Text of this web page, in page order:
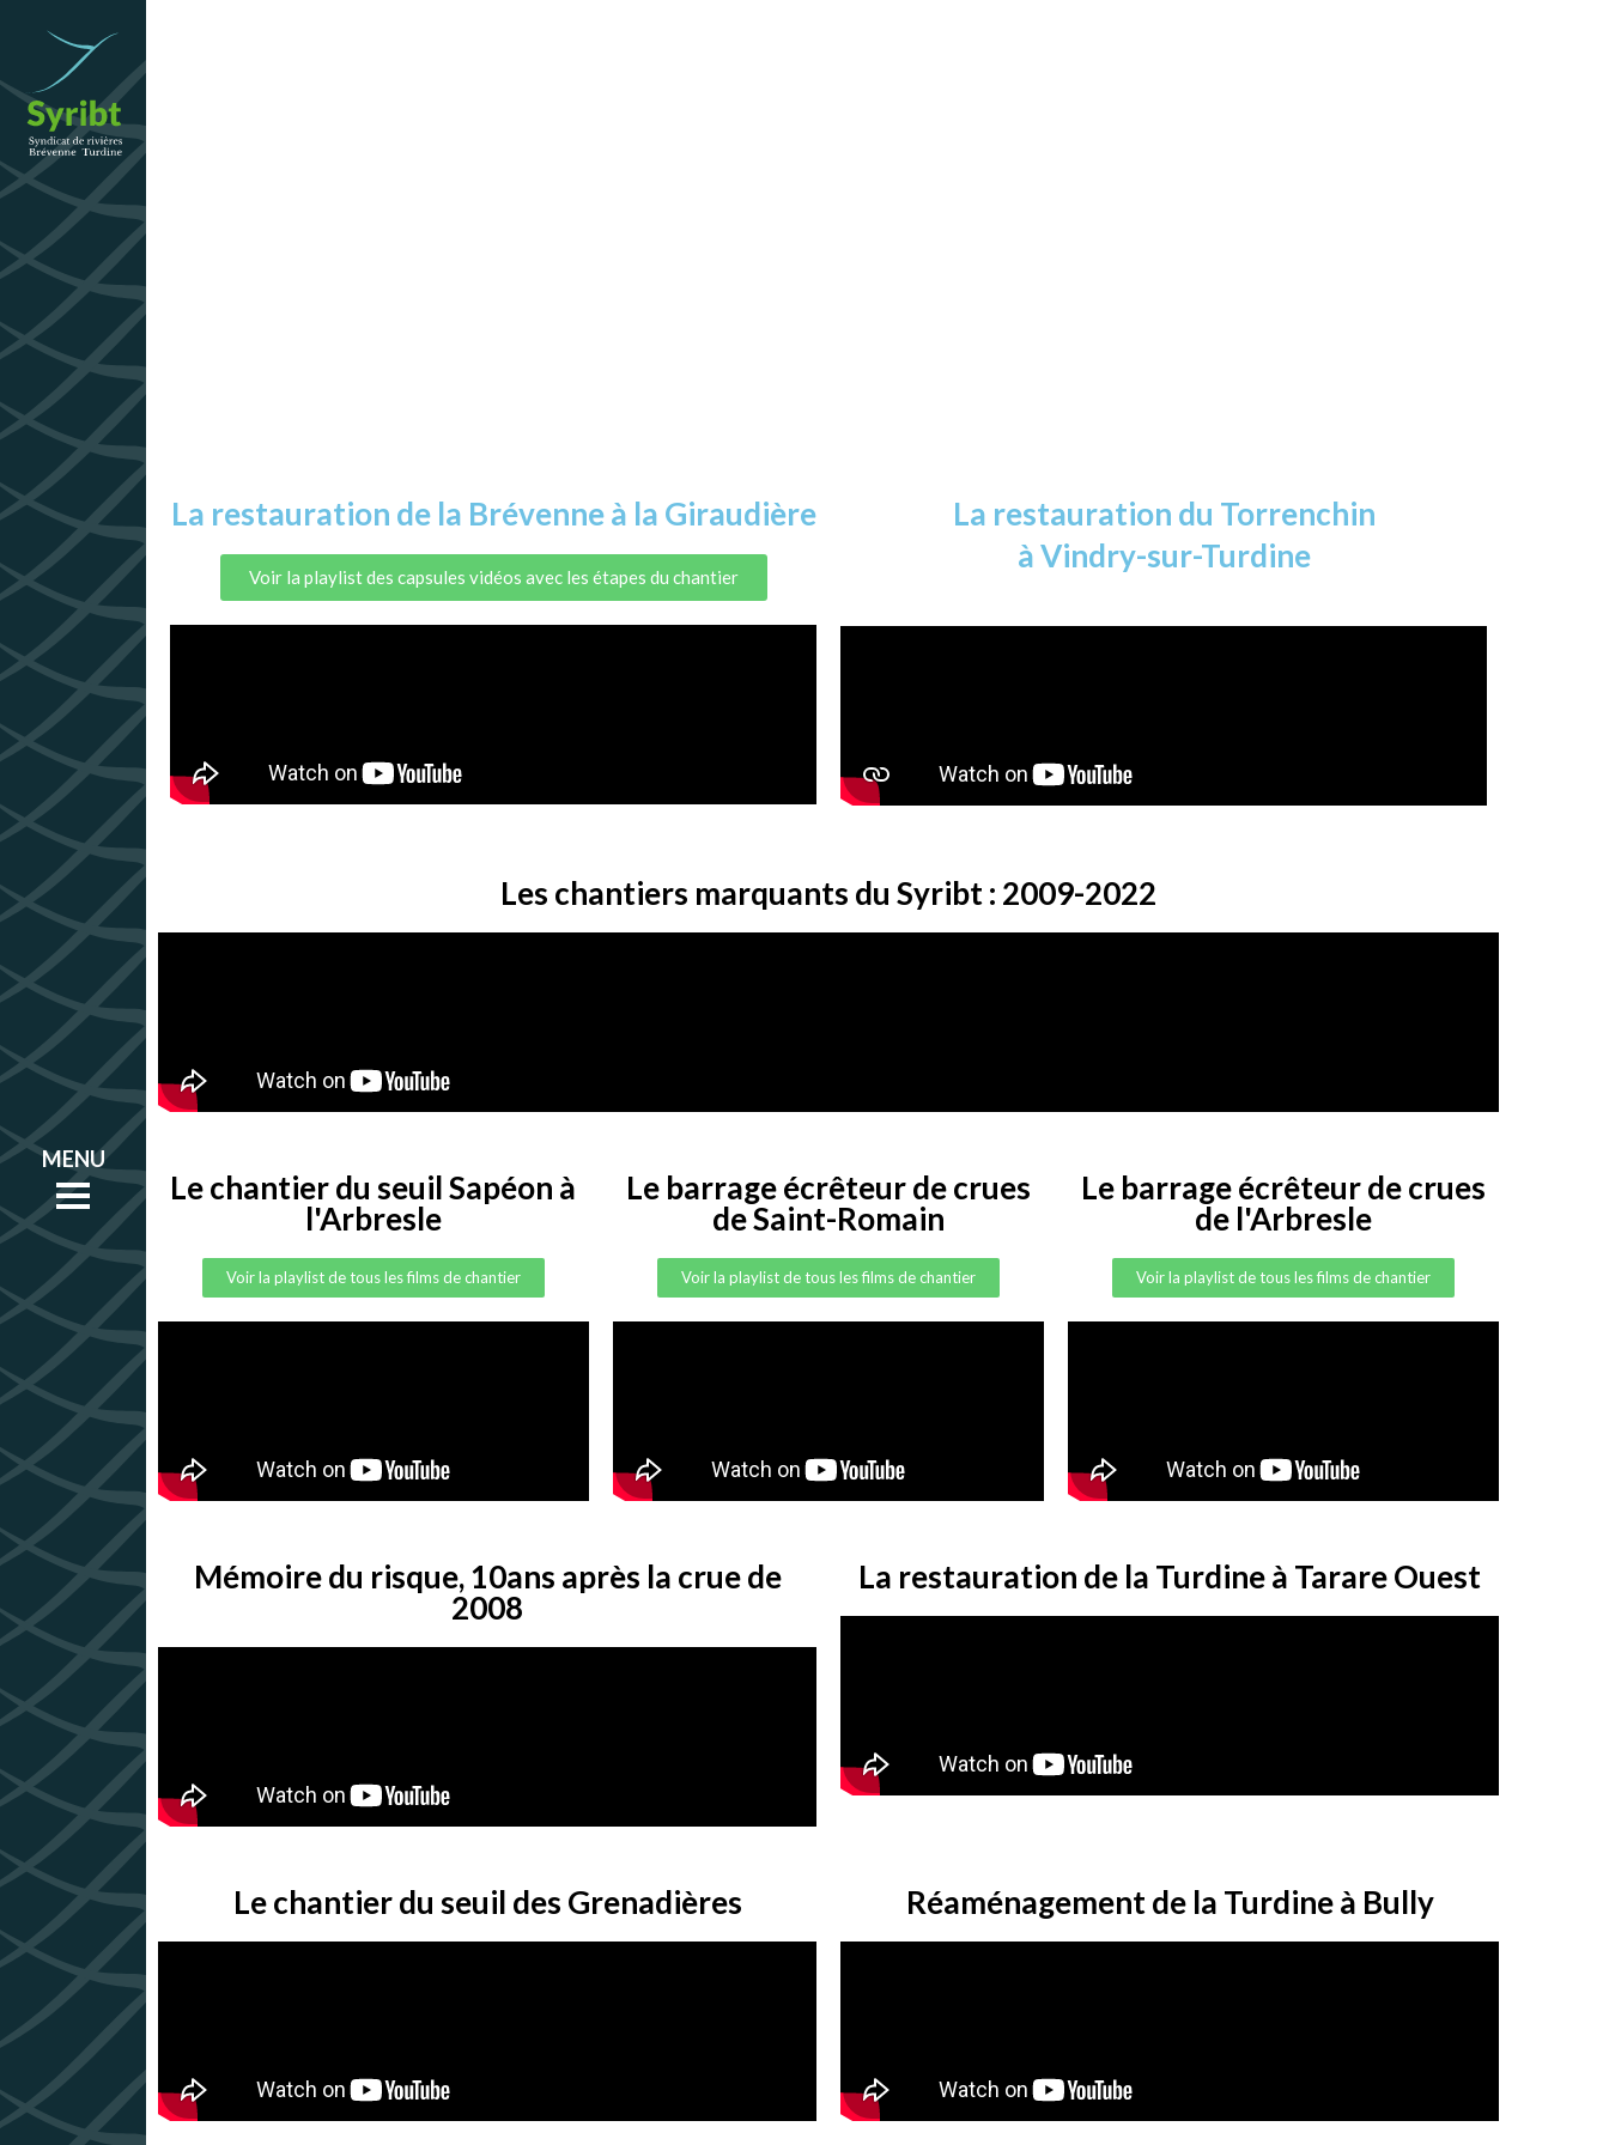
La restauration de la Brévenne à la Giraudière
Voir la playlist des capsules vidéos avec les étapes du chantier
La restauration du Torrenchin
à Vindry-sur-Turdine
Les chantiers marquants du Syribt : 2009-2022
Le chantier du seuil Sapéon à
l'Arbresle
Voir la playlist de tous les films de chantier
Le barrage écrêteur de crues
de Saint-Romain
Voir la playlist de tous les films de chantier
Le barrage écrêteur de crues
de l'Arbresle
Voir la playlist de tous les films de chantier
Mémoire du risque, 10ans après la crue de
2008
La restauration de la Turdine à Tarare Ouest
Le chantier du seuil des Grenadières Réaménagement de la Turdine à Bully